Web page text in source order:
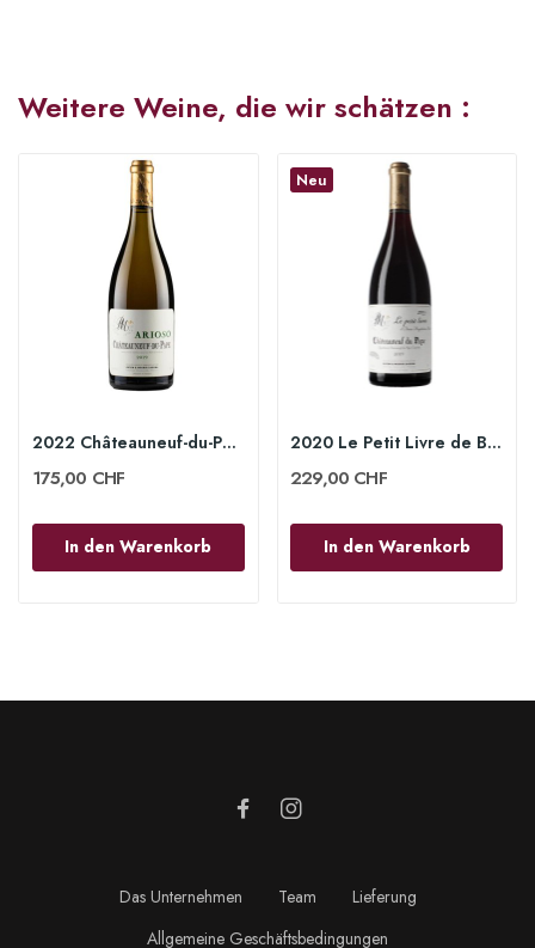
Weitere Weine, die wir schätzen :
2022 Châteauneuf-du-Pape Arioso weiss 75 cl -...
175,00 CHF
In den Warenkorb
Neu
2020 Le Petit Livre de Bach rot 75 cl - Domaine...
229,00 CHF
In den Warenkorb
Das Unternehmen Team
Lieferung
Allgemeine Geschäftsbedingungen